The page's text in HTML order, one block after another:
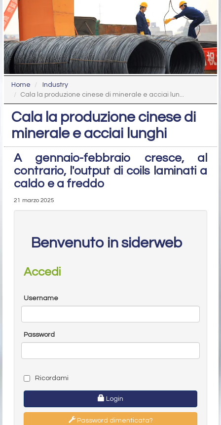
Home
Industry
Cala la produzione cinese di minerale e acciai lun...
Cala la produzione cinese di
minerale e acciai lunghi
A gennaio-febbraio cresce, al
contrario, l'output di coils laminati a
caldo e a freddo
21 marzo 2025
Benvenuto in siderweb
Accedi
Username
Password
Ricordami
Login
Password dimenticata?